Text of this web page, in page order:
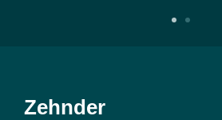
Zehnder